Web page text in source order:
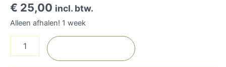
€ 25,00 incl. btw.
Alleen afhalen! 1 week